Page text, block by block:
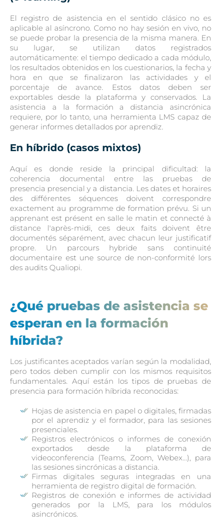
El registro de asistencia en el sentido clásico no es
aplicable al asíncrono. Como no hay sesión en vivo, no
se puede probar la presencia de la misma manera. En
su lugar, se utilizan datos registrados
automáticamente: el tiempo dedicado a cada módulo,
los resultados obtenidos en los cuestionarios, la fecha y
hora en que se finalizaron las actividades y el
porcentaje de avance. Estos datos deben ser
exportables desde la plataforma y conservados. La
asistencia a la formación a distancia asincrónica
requiere, por lo tanto, una herramienta LMS capaz de
generar informes detallados por aprendiz.
En híbrido (casos mixtos)
Aquí es donde reside la principal dificultad: la
coherencia documental entre las pruebas de
presencia presencial y a distancia. Les dates et horaires
des différentes séquences doivent correspondre
exactement au programme de formation prévu. Si un
apprenant est présent en salle le matin et connecté à
distance l'après-midi, ces deux faits doivent être
documentés séparément, avec chacun leur justificatif
propre. Un parcours hybride sans continuité
documentaire est une source de non-conformité lors
des audits Qualiopi.
¿Qué pruebas de asistencia se
esperan en la formación
híbrida?
Los justificantes aceptados varían según la modalidad,
pero todos deben cumplir con los mismos requisitos
fundamentales. Aquí están los tipos de pruebas de
presencia para formación híbrida reconocidas:
Hojas de asistencia en papel o digitales, firmadas
por el aprendiz y el formador, para las sesiones
presenciales.
Registros electrónicos o informes de conexión
exportados desde la plataforma de
videoconferencia (Teams, Zoom, Webex…), para
las sesiones sincrónicas a distancia.
Firmas digitales seguras integradas en una
herramienta de registro digital de formación.
Registros de conexión e informes de actividad
generados por la LMS, para los módulos
asincrónicos.